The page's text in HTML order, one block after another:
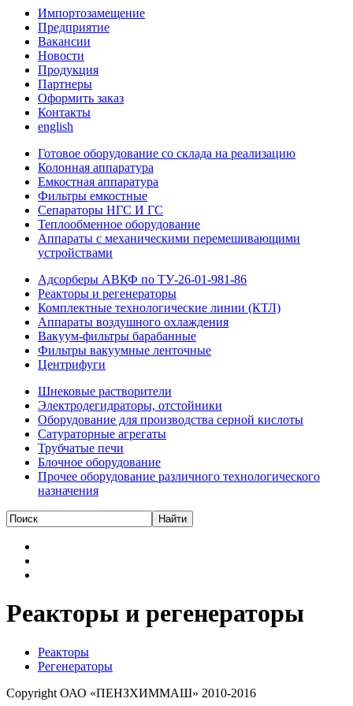
Импортозамещение
Предприятие
Вакансии
Новости
Продукция
Партнеры
Оформить заказ
Контакты
english
Готовое оборудование со склада на реализацию
Колонная аппаратура
Емкостная аппаратура
Фильтры емкостные
Сепараторы НГС И ГС
Теплообменное оборудование
Аппараты с механическими перемешивающими
устройствами
Адсорберы АВКФ по ТУ-26-01-981-86
Реакторы и регенераторы
Комплектные технологические линии (КТЛ)
Аппараты воздушного охлаждения
Вакуум-фильтры барабанные
Фильтры вакуумные ленточные
Центрифуги
Шнековые растворители
Электродегидраторы, отстойники
Оборудование для производства серной кислоты
Сатураторные агрегаты
Трубчатые печи
Блочное оборудование
Прочее оборудование различного технологического
назначения
Реакторы и регенераторы
Реакторы
Регенераторы
Copyright ОАО «ПЕНЗХИММАШ» 2010-2016